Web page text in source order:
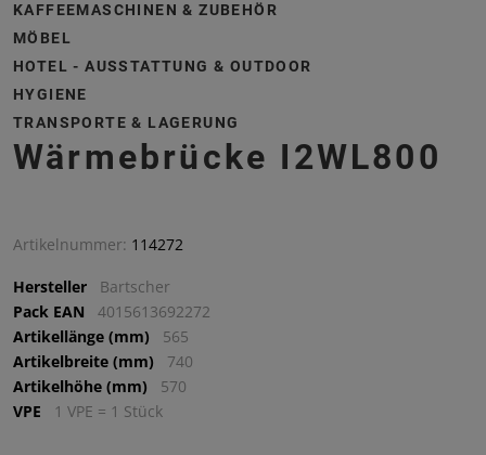
KAFFEEMASCHINEN & ZUBEHÖR
MÖBEL
HOTEL - AUSSTATTUNG & OUTDOOR
HYGIENE
TRANSPORTE & LAGERUNG
Wärmebrücke I2WL800
Artikelnummer: 114272
Hersteller
Bartscher
Pack EAN
4015613692272
Artikellänge (mm)
565
Artikelbreite (mm)
740
Artikelhöhe (mm)
570
VPE
1 VPE = 1 Stück